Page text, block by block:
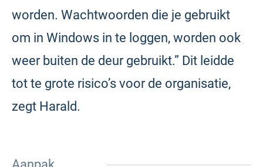
worden. Wachtwoorden die je gebruikt
om in Windows in te loggen, worden ook
weer buiten de deur gebruikt.” Dit leidde
tot te grote risico’s voor de organisatie,
zegt Harald.